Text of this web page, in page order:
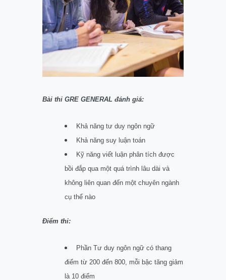
Bài thi GRE GENERAL đánh giá:
Khả năng tư duy ngôn ngữ
Khả năng suy luận toán
Kỹ năng viết luận phân tích được
bồi đắp qua một quá trình lâu dài và
không liên quan đến một chuyên ngành
cụ thể nào
Điểm thi:
Phần Tư duy ngôn ngữ có thang
điểm từ 200 đến 800, mỗi bậc tăng giảm
là 10 điểm